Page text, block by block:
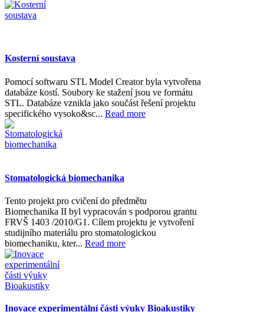
Kosterní soustava
Pomocí softwaru STL Model Creator byla vytvořena
databáze kostí. Soubory ke stažení jsou ve formátu
STL. Databáze vznikla jako součást řešení projektu
specifického vysoko&sc... Read more
Stomatologická biomechanika
Tento projekt pro cvičení do předmětu
Biomechanika II byl vypracován s podporou grantu
FRVŠ 1403 /2010/G1. Cílem projektu je vytvoření
studijního materiálu pro stomatologickou
biomechaniku, kter... Read more
Inovace experimentální části výuky Bioakustiky